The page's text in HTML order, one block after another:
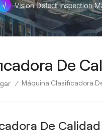
De
/ Máquina Clasificadora
De